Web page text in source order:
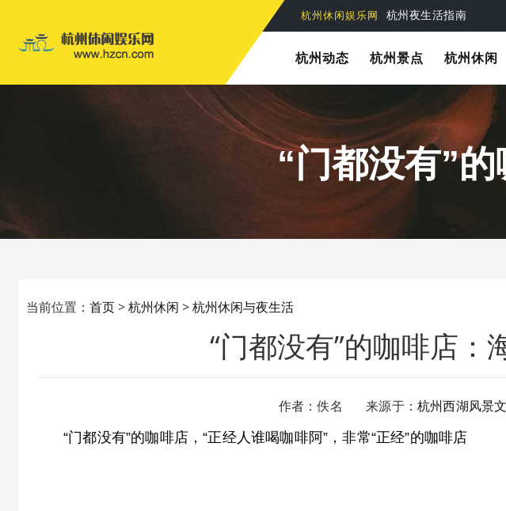
杭州休闲娱乐网 杭州夜生活指南
杭州动态 杭州景点 杭州休闲
“门都没有”
当前位置： 首页>杭州休闲 >杭州休闲与夜生活
“门都没有”的咖啡店：
作者：佚名 来源于： 杭州西湖风景
“门都没有”的咖啡店，“正经人谁喝咖啡阿”，非常“正经”的咖啡店